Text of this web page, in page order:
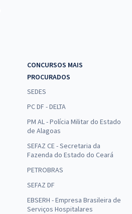
CONCURSOS MAIS
PROCURADOS
SEDES
PC DF - DELTA
PM AL - Polícia Militar do Estado
de Alagoas
SEFAZ CE - Secretaria da
Fazenda do Estado do Ceará
PETROBRAS
SEFAZ DF
EBSERH - Empresa Brasileira de
Serviços Hospitalares